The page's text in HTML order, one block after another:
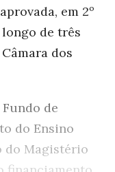
em 2º
de três
dos
de
do Ensino
do Magistério